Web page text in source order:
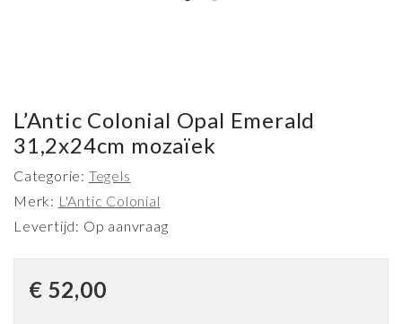
L’Antic Colonial Opal Emerald
31,2x24cm mozaïek
Categorie: Tegels
Merk: L'Antic Colonial
Levertijd: Op aanvraag
€ 52,00